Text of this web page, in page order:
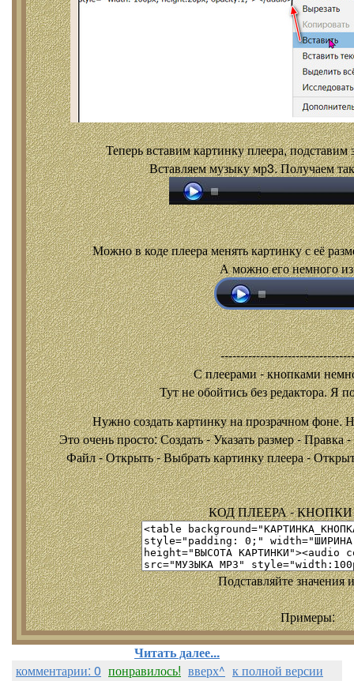
Теперь вставим картинку плеера, подставим
Вставляем музыку мр3. Получаем
Можно в коде плеера менять картинку с её
А можно его немного
С плеерами - кнопками
Тут не обойтись без редактора. Я
Нужно создать картинку на прозрачном фоне.
Это очень просто: Создать - Указать размер -
Файл - Открыть - Выбрать картинку плеера -
КОД ПЛЕЕРА - КНОПКИ
Подставляйте значения
Примеры:
Читать далее...
комментарии: 0 понравилось! вверх^ к полной версии